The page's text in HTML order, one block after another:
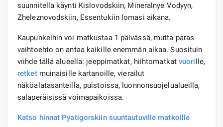
suunnitella käynti Kislovodskiin, Mineralnye Vodyyn,
Zheleznovodskiin, Essentukiin lomasi aikana.
Kaupunkeihin voi matkustaa 1 päivässä, mutta paras
vaihtoehto on antaa kaikille enemmän aikaa. Suosituin
viihde tällä alueella: jeeppimatkat, hiihtomatkatvuorille,
retketmuinaisille kartanoille, vierailut
näköalatasanteilla, puistoissa, luonnonsuojelualueilla,
salaperäisissä voimapaikoissa.
Katso hinnat Pyatigorskiin suuntautuville matkoille